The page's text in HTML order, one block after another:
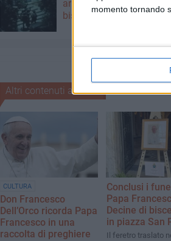
momento tornando
arrestati in un casolare
biscegliese
Altri contenuti a tema
CULTURA
Don Francesco
Dell’Orco ricorda Papa
Francesco in una
raccolta di preghiere
Conclusi i
Papa
Decine di
in piazza San
Il feretro traslato